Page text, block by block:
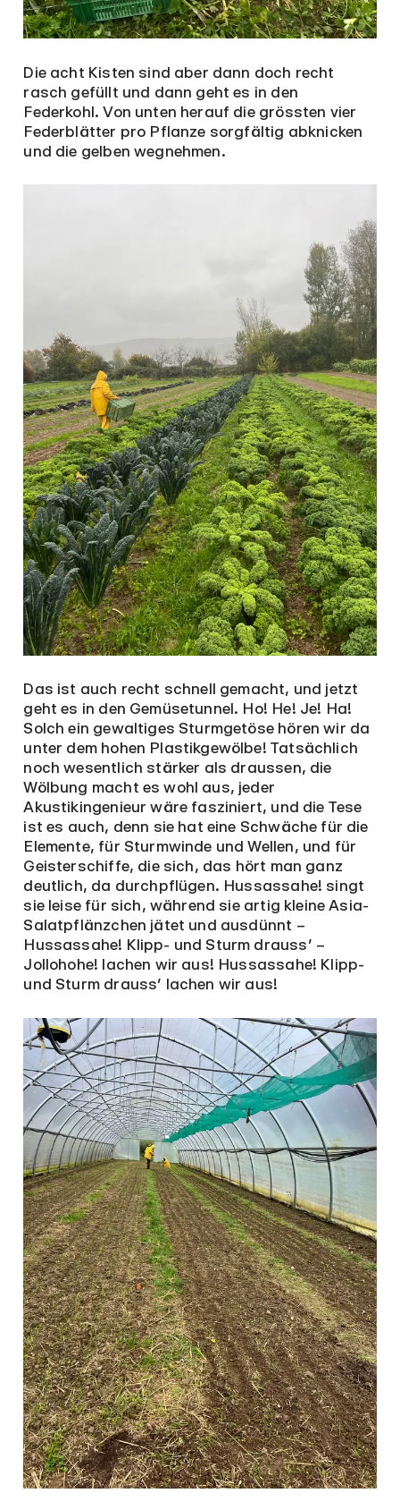
Die acht Kisten sind aber dann doch recht
rasch gefüllt und dann geht es in den
Federkohl. Von unten herauf die grössten vier
Federblätter pro Pflanze sorgfältig abknicken
und die gelben wegnehmen.
Das ist auch recht schnell gemacht, und jetzt
geht es in den Gemüsetunnel. Ho! He! Je! Ha!
Solch ein gewaltiges Sturmgetöse hören wir da
unter dem hohen Plastikgewölbe! Tatsächlich
noch wesentlich stärker als draussen, die
Wölbung macht es wohl aus, jeder
Akustikingenieur wäre fasziniert, und die Tese
ist es auch, denn sie hat eine Schwäche für die
Elemente, für Sturmwinde und Wellen, und für
Geisterschiffe, die sich, das hört man ganz
deutlich, da durchpflügen. Hussassahe! singt
sie leise für sich, während sie artig kleine Asia-
Salatpflänzchen jätet und ausdünnt –
Hussassahe! Klipp- und Sturm drauss’ –
Jollohohe! lachen wir aus! Hussassahe! Klipp-
und Sturm drauss’ lachen wir aus!